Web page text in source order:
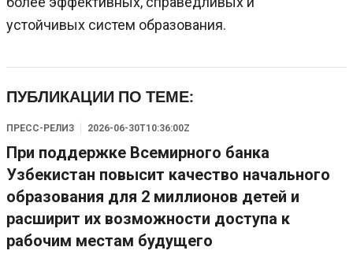
устойчивых систем образования.
ПУБЛИКАЦИИ ПО ТЕМЕ:
ПРЕСС-РЕЛИЗ 2026-06-30T10:36:00Z
При поддержке Всемирного банка
Узбекистан повысит качество начального
образования для 2 миллионов детей и
расширит их возможности доступа к
рабочим местам будущего